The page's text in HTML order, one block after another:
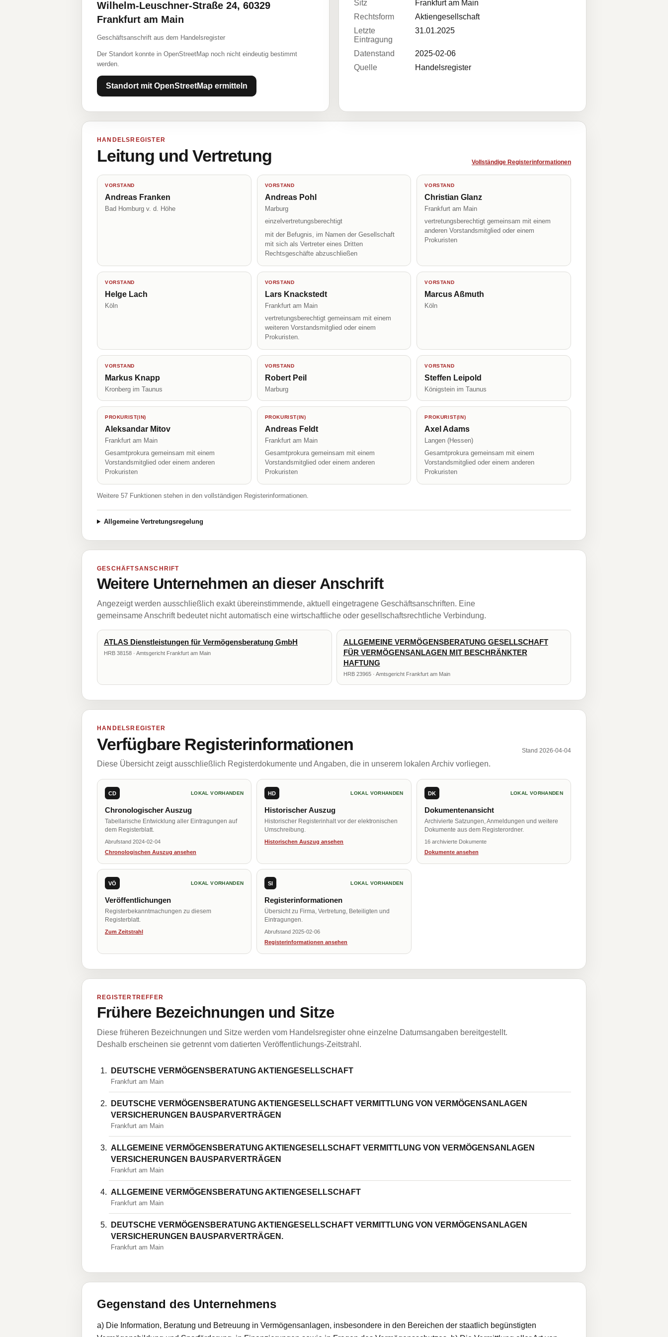
Wilhelm-Leuschner-Straße 24, 60329
Frankfurt am Main
Geschäftsanschrift aus dem Handelsregister
Der Standort konnte in OpenStreetMap noch nicht eindeutig bestimmt
werden.
Standort mit OpenStreetMap ermitteln
Sitz
Frankfurt am Main
Rechtsform
Aktiengesellschaft
Letzte
Eintragung
31.01.2025
Datenstand
2025-02-06
Quelle
Handelsregister
HANDELSREGISTER
Leitung und Vertretung Vollständige Registerinformationen
VORSTAND
Andreas Franken
Bad Homburg v. d. Höhe
VORSTAND
Andreas Pohl
Marburg
einzelvertretungsberechtigt
mit der Befugnis, im Namen der Gesellschaft
mit sich als Vertreter eines Dritten
Rechtsgeschäfte abzuschließen
VORSTAND
Christian Glanz
Frankfurt am Main
vertretungsberechtigt gemeinsam mit einem
anderen Vorstandsmitglied oder einem
Prokuristen
VORSTAND
Helge Lach
Köln
VORSTAND
Lars Knackstedt
Frankfurt am Main
vertretungsberechtigt gemeinsam mit einem
weiteren Vorstandsmitglied oder einem
Prokuristen.
VORSTAND
Marcus Aßmuth
Köln
VORSTAND
Markus Knapp
Kronberg im Taunus
VORSTAND
Robert Peil
Marburg
VORSTAND
Steffen Leipold
Königstein im Taunus
PROKURIST(IN)
Aleksandar Mitov
Frankfurt am Main
Gesamtprokura gemeinsam mit einem
Vorstandsmitglied oder einem anderen
Prokuristen
PROKURIST(IN)
Andreas Feldt
Frankfurt am Main
Gesamtprokura gemeinsam mit einem
Vorstandsmitglied oder einem anderen
Prokuristen
PROKURIST(IN)
Axel Adams
Langen (Hessen)
Gesamtprokura gemeinsam mit einem
Vorstandsmitglied oder einem anderen
Prokuristen
Weitere 57 Funktionen stehen in den vollständigen Registerinformationen.
Allgemeine Vertretungsregelung
GESCHÄFTSANSCHRIFT
Weitere Unternehmen an dieser Anschrift
Angezeigt werden ausschließlich exakt übereinstimmende, aktuell eingetragene Geschäftsanschriften. Eine
gemeinsame Anschrift bedeutet nicht automatisch eine wirtschaftliche oder gesellschaftsrechtliche Verbindung.
ATLAS Dienstleistungen für Vermögensberatung GmbH
HRB 38158 · Amtsgericht Frankfurt am Main
ALLGEMEINE VERMÖGENSBERATUNG GESELLSCHAFT
FÜR VERMÖGENSANLAGEN MIT BESCHRÄNKTER
HAFTUNG
HRB 23965 · Amtsgericht Frankfurt am Main
HANDELSREGISTER
Verfügbare Registerinformationen Stand 2026-04-04
Diese Übersicht zeigt ausschließlich Registerdokumente und Angaben, die in unserem lokalen Archiv vorliegen.
CD LOKAL VORHANDEN
Chronologischer Auszug
Tabellarische Entwicklung aller Eintragungen auf
dem Registerblatt.
Abrufstand 2024-02-04
Chronologischen Auszug ansehen
HD LOKAL VORHANDEN
Historischer Auszug
Historischer Registerinhalt vor der elektronischen
Umschreibung.
Historischen Auszug ansehen
DK LOKAL VORHANDEN
Dokumentenansicht
Archivierte Satzungen, Anmeldungen und weitere
Dokumente aus dem Registerordner.
16 archivierte Dokumente
Dokumente ansehen
VÖ LOKAL VORHANDEN
Veröffentlichungen
Registerbekanntmachungen zu diesem
Registerblatt.
Zum Zeitstrahl
SI LOKAL VORHANDEN
Registerinformationen
Übersicht zu Firma, Vertretung, Beteiligten und
Eintragungen.
Abrufstand 2025-02-06
Registerinformationen ansehen
REGISTERTREFFER
Frühere Bezeichnungen und Sitze
Diese früheren Bezeichnungen und Sitze werden vom Handelsregister ohne einzelne Datumsangaben bereitgestellt.
Deshalb erscheinen sie getrennt vom datierten Veröffentlichungs-Zeitstrahl.
DEUTSCHE VERMÖGENSBERATUNG AKTIENGESELLSCHAFT
Frankfurt am Main
DEUTSCHE VERMÖGENSBERATUNG AKTIENGESELLSCHAFT VERMITTLUNG VON VERMÖGENSANLAGEN
VERSICHERUNGEN BAUSPARVERTRÄGEN
Frankfurt am Main
ALLGEMEINE VERMÖGENSBERATUNG AKTIENGESELLSCHAFT VERMITTLUNG VON VERMÖGENSANLAGEN
VERSICHERUNGEN BAUSPARVERTRÄGEN
Frankfurt am Main
ALLGEMEINE VERMÖGENSBERATUNG AKTIENGESELLSCHAFT
Frankfurt am Main
DEUTSCHE VERMÖGENSBERATUNG AKTIENGESELLSCHAFT VERMITTLUNG VON VERMÖGENSANLAGEN
VERSICHERUNGEN BAUSPARVERTRÄGEN.
Frankfurt am Main
Gegenstand des Unternehmens
a) Die Information, Beratung und Betreuung in Vermögensanlagen, insbesondere in den Bereichen der staatlich begünstigten